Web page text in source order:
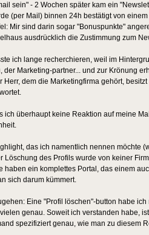
sein" - 2 Wochen später kam ein
(per Mail) binnen 24h bestätigt von
Mir sind darin sogar "Bonuspunkte"
ausdrücklich die Zustimmung zum
ich lange recherchieren, weil im
der Marketing-partner... und zur Krönung
dem die Marketingfirma gehört,
ich überhaupt keine Reaktion auf meine
das ich namentlich nennen möchte
Löschung des Profils wurde von keiner
haben ein komplettes Portal, das einem
sich darum kümmert.
Eine "Profil löschen"-button habe
genau. Soweit ich verstanden habe,
spezifiziert genau, wie man zu diesem